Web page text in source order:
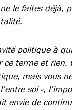
le faites déjà,
politique à
ce terme et rien.
mais vous
soi »,
envie de